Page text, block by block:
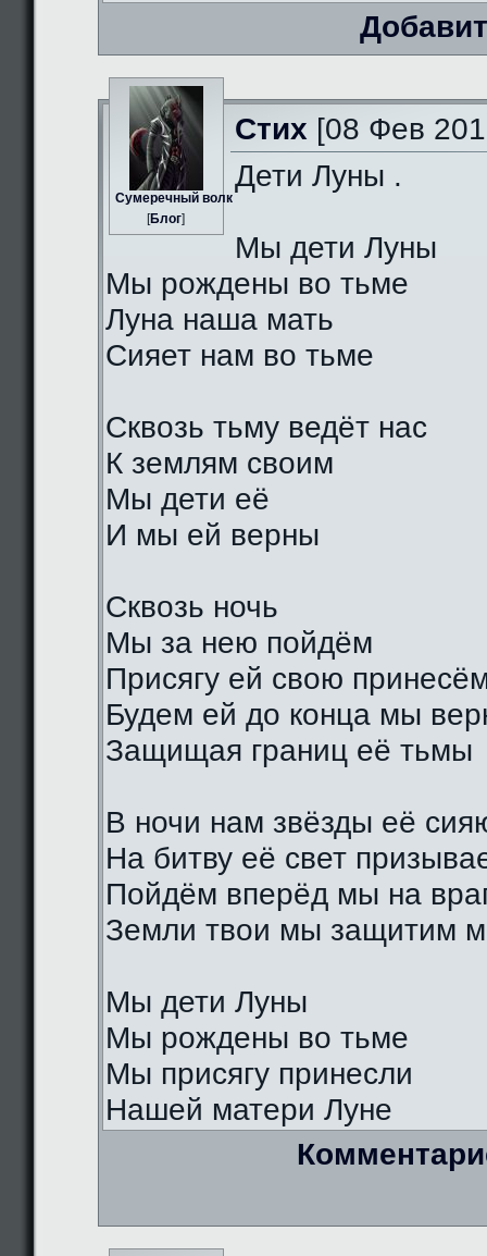
Сумеречный волк
[Блог]
Стих [08 Фев
Дети Луны .
Мы дети Луны
Мы рождены во тьме
Луна наша мать
Сияет нам во тьме
Сквозь тьму ведёт нас
К землям своим
Мы дети её
И мы ей верны
Сквозь ночь
Мы за нею пойдём
Присягу ей свою
Будем ей до конца мы
Защищая границ её тьмы
В ночи нам звёзды её
На битву её свет
Пойдём вперёд мы на
Земли твои мы защитим
Мы дети Луны
Мы рождены во тьме
Мы присягу принесли
Нашей матери Луне